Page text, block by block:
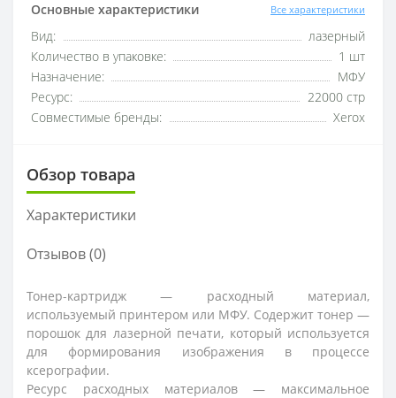
Основные характеристики Все характеристики
Вид:
лазерный
Количество в упаковке:
1 шт
Назначение:
МФУ
Ресурс:
22000 стр
Совместимые бренды:
Xerox
Обзор товара
Характеристики
Отзывов (0)
Тонер-картридж — расходный материал,
используемый принтером или МФУ. Содержит тонер —
порошок для лазерной печати, который используется
для формирования изображения в процессе
ксерографии.
Ресурс расходных материалов — максимальное